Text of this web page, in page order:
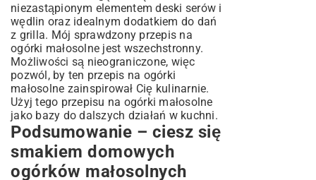
niezastąpionym elementem deski serów i
wędlin oraz idealnym dodatkiem do dań
z grilla. Mój sprawdzony przepis na
ogórki małosolne jest wszechstronny.
Możliwości są nieograniczone, więc
pozwól, by ten przepis na ogórki
małosolne zainspirował Cię kulinarnie.
Użyj tego przepisu na ogórki małosolne
jako bazy do dalszych działań w kuchni.
Podsumowanie – ciesz się
smakiem domowych
ogórków małosolnych